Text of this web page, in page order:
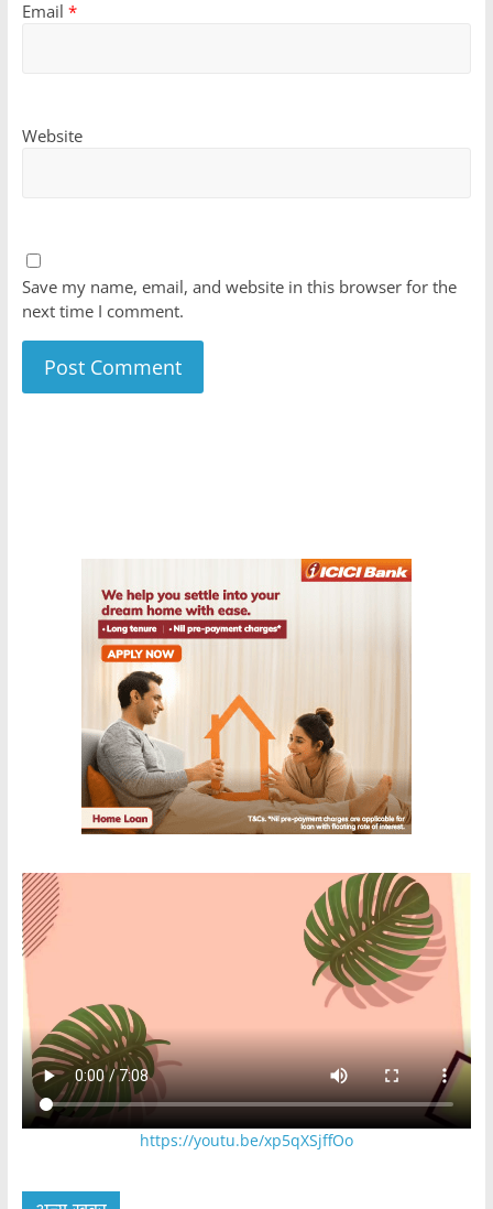
Email *
Website
Save my name, email, and website in this browser for the
next time I comment.
https://youtu.be/xp5qXSjffOo